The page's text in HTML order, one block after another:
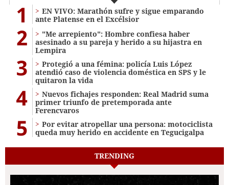
1
EN VIVO: Marathón sufre y sigue emparando
ante Platense en el Excélsior
2
"Me arrepiento": Hombre confiesa haber
asesinado a su pareja y herido a su hijastra en
Lempira
3
Protegió a una fémina: policía Luis López
atendió caso de violencia doméstica en SPS y le
quitaron la vida
4
Nuevos fichajes responden: Real Madrid suma
primer triunfo de pretemporada ante
Ferencvaros
5
Por evitar atropellar una persona: motociclista
queda muy herido en accidente en Tegucigalpa
TRENDING